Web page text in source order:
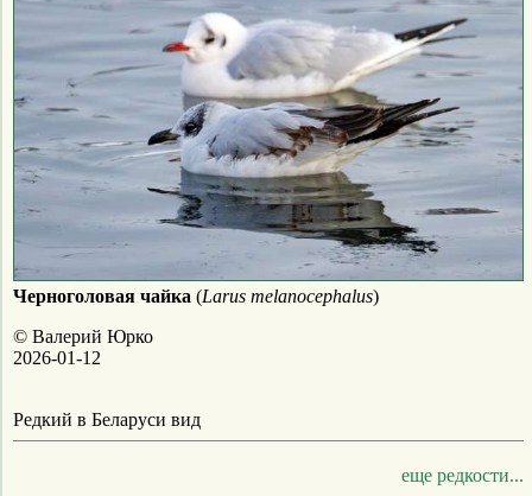
Черноголовая чайка (Larus melanocephalus)
© Валерий Юрко
2026-01-12
Редкий в Беларуси вид
еще редкости...